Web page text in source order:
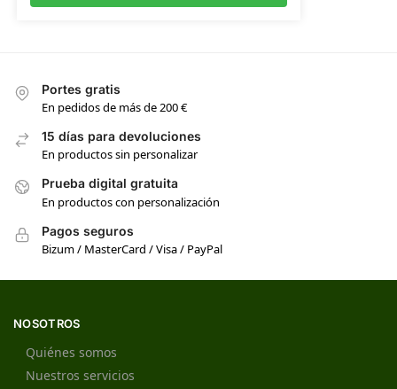
Portes gratis
En pedidos de más de 200 €
15 días para devoluciones
En productos sin personalizar
Prueba digital gratuita
En productos con personalización
Pagos seguros
Bizum / MasterCard / Visa / PayPal
NOSOTROS
Quiénes somos
Nuestros servicios